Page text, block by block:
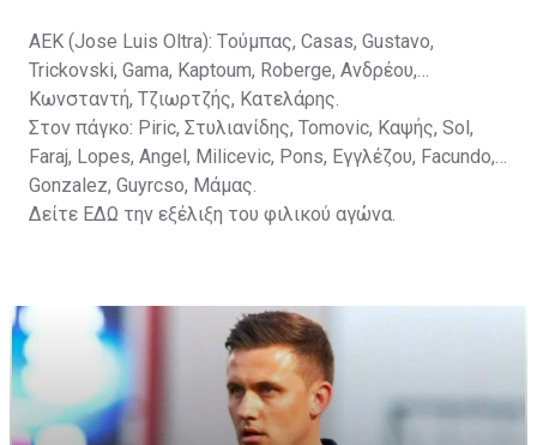
ΑΕΚ (Jose Luis Oltra): Tούμπας, Casas, Gustavo,
Trickovski, Gama, Κaptoum, Roberge, Aνδρέου,
Κωνσταντή, Τζιωρτζής, Κατελάρης.
Στον πάγκο: Piric, Στυλιανίδης, Tomovic, Καψής, Sol,
Faraj, Lopes, Angel, Milicevic, Pons, Εγγλέζου, Facundo,
Gonzalez, Guyrcso, Μάμας.
Δείτε ΕΔΩ την εξέλιξη του φιλικού αγώνα.